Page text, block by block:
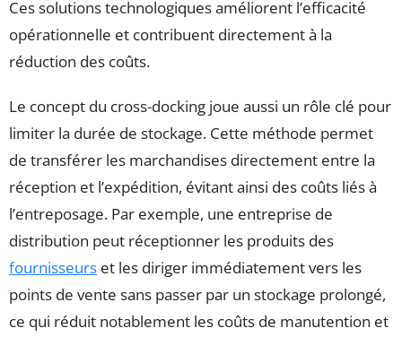
Ces solutions technologiques améliorent l’efficacité
opérationnelle et contribuent directement à la
réduction des coûts.
Le concept du cross-docking joue aussi un rôle clé pour
limiter la durée de stockage. Cette méthode permet
de transférer les marchandises directement entre la
réception et l’expédition, évitant ainsi des coûts liés à
l’entreposage. Par exemple, une entreprise de
distribution peut réceptionner les produits des
fournisseurs et les diriger immédiatement vers les
points de vente sans passer par un stockage prolongé,
ce qui réduit notablement les coûts de manutention et